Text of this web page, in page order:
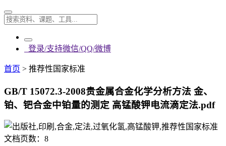
登录/支持微信/QQ/微博
首页 > 推荐性国家标准
GB/T 15072.3-2008贵金属合金化学分析方法 金、
铂、钯合金中铂量的测定 高锰酸钾电流滴定法.pdf
文档页数： 8